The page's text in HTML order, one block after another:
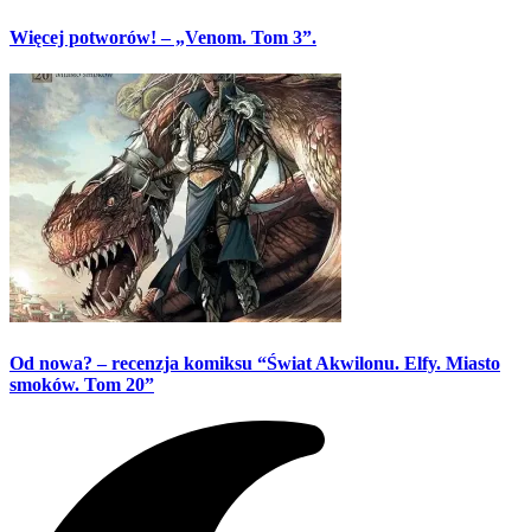
Więcej potworów! – „Venom. Tom 3”.
Od nowa? – recenzja komiksu “Świat Akwilonu. Elfy. Miasto
smoków. Tom 20”